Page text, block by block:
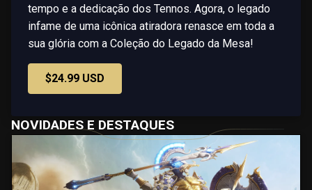
tempo e a dedicação dos Tennos. Agora, o legado
infame de uma icônica atiradora renasce em toda a
sua glória com a Coleção do Legado da Mesa!
$24.99 USD
NOVIDADES E DESTAQUES